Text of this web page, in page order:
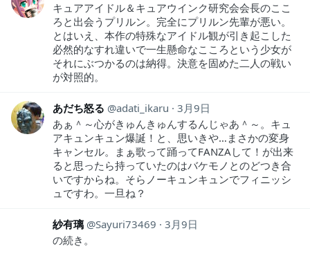
キュアアイドル＆キュアウインク研究会会長のここ
ろと出会うプリルン。完全にプリルン先輩が悪い。
とはいえ、本作の特殊なアイドル観が引き起こした
必然的なすれ違いで一生懸命なこころという少女が
それにぶつかるのは納得。決意を固めた二人の戦い
が対照的。
あだち怒る adati_ikaru
3月9日
あぁ＾～心がきゅんきゅんするんじゃあ＾～。キュ
アキュンキュン爆誕！と、思いきや…まさかの変身
キャンセル。まぁ歌って踊ってFANZAして！が出来
ると思ったら持っていたのはバケモノとのどつき合
いですからね。そらノーキュンキュンでフィニッシ
ュですわ。一旦ね？
紗有璃 Sayuri73469
3月9日
の続き。